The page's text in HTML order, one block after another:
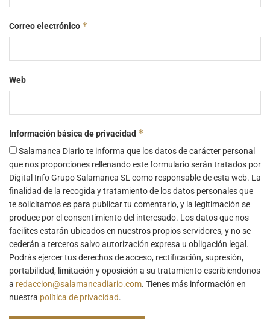
Correo electrónico *
Web
Información básica de privacidad *
Salamanca Diario te informa que los datos de carácter personal
que nos proporciones rellenando este formulario serán tratados por
Digital Info Grupo Salamanca SL como responsable de esta web. La
finalidad de la recogida y tratamiento de los datos personales que
te solicitamos es para publicar tu comentario, y la legitimación se
produce por el consentimiento del interesado. Los datos que nos
facilites estarán ubicados en nuestros propios servidores, y no se
cederán a terceros salvo autorización expresa u obligación legal.
Podrás ejercer tus derechos de acceso, rectificación, supresión,
portabilidad, limitación y oposición a su tratamiento escribiendonos
a redaccion@salamancadiario.com. Tienes más información en
nuestra política de privacidad.